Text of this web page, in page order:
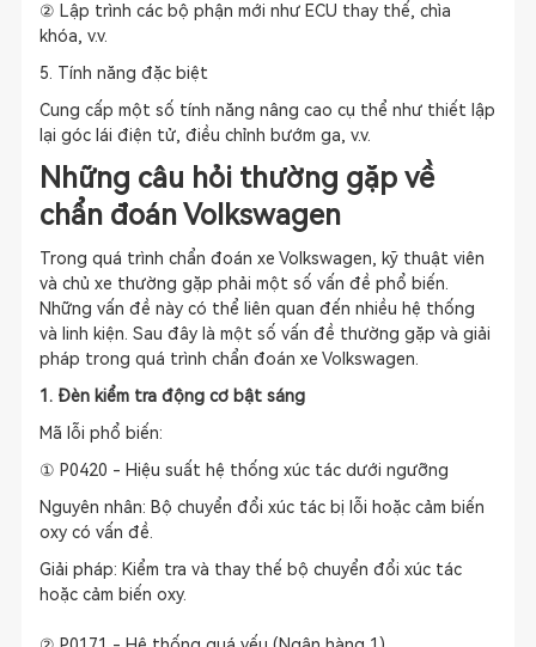
② Lập trình các bộ phận mới như ECU thay thế, chìa
khóa, v.v.
5. Tính năng đặc biệt
Cung cấp một số tính năng nâng cao cụ thể như thiết lập
lại góc lái điện tử, điều chỉnh bướm ga, v.v.
Những câu hỏi thường gặp về
chẩn đoán Volkswagen
Trong quá trình chẩn đoán xe Volkswagen, kỹ thuật viên
và chủ xe thường gặp phải một số vấn đề phổ biến.
Những vấn đề này có thể liên quan đến nhiều hệ thống
và linh kiện. Sau đây là một số vấn đề thường gặp và giải
pháp trong quá trình chẩn đoán xe Volkswagen.
1. Đèn kiểm tra động cơ bật sáng
Mã lỗi phổ biến:
① P0420 - Hiệu suất hệ thống xúc tác dưới ngưỡng
Nguyên nhân: Bộ chuyển đổi xúc tác bị lỗi hoặc cảm biến
oxy có vấn đề.
Giải pháp: Kiểm tra và thay thế bộ chuyển đổi xúc tác
hoặc cảm biến oxy.